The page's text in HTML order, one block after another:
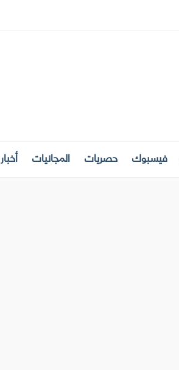
فيسبوك حصريات المجانيات أخبار